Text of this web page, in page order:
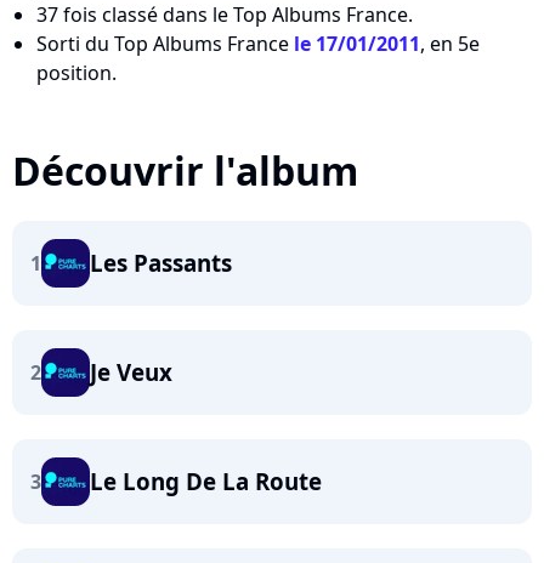
37 fois classé dans le Top Albums France.
Sorti du Top Albums France le 17/01/2011, en 5e
position.
Découvrir l'album
1 Les Passants
2 Je Veux
3 Le Long De La Route